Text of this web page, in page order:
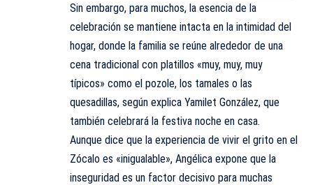
Sin embargo, para muchos, la esencia de la
celebración se mantiene intacta en la intimidad del
hogar, donde la familia se reúne alrededor de una
cena tradicional con platillos «muy, muy, muy
típicos» como el pozole, los tamales o las
quesadillas, según explica Yamilet González, que
también celebrará la festiva noche en casa.
Aunque dice que la experiencia de vivir el grito en el
Zócalo es «inigualable», Angélica expone que la
inseguridad es un factor decisivo para muchas